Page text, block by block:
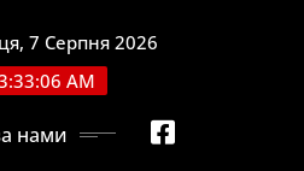
7 Серпня 2026
AM
нами